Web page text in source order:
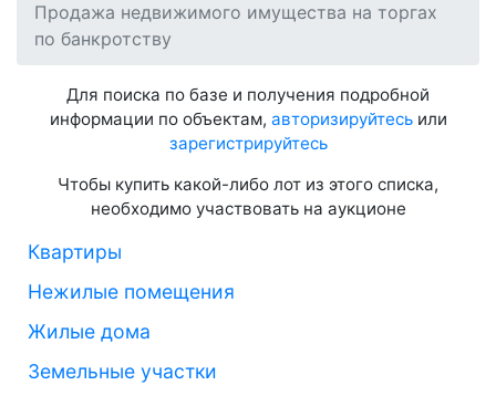
Продажа недвижимого имущества на торгах
по банкротству
Для поиска по базе и получения подробной
информации по объектам, авторизируйтесьили
зарегистрируйтесь
Чтобы купить какой-либо лот из этого списка,
необходимо участвовать на аукционе
Квартиры
Нежилые помещения
Жилые дома
Земельные участки